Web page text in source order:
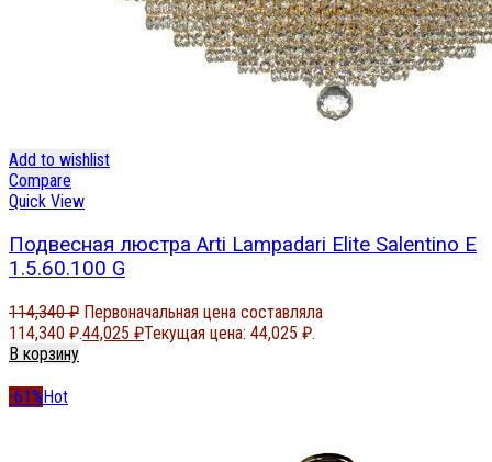
Add to wishlist
Compare
Quick View
Подвесная люстра Arti Lampadari Elite Salentino E
1.5.60.100 G
114,340₽ Первоначальная цена составляла
114,340 ₽.44,025 ₽Текущая цена: 44,025 ₽.
В корзину
-61%Hot